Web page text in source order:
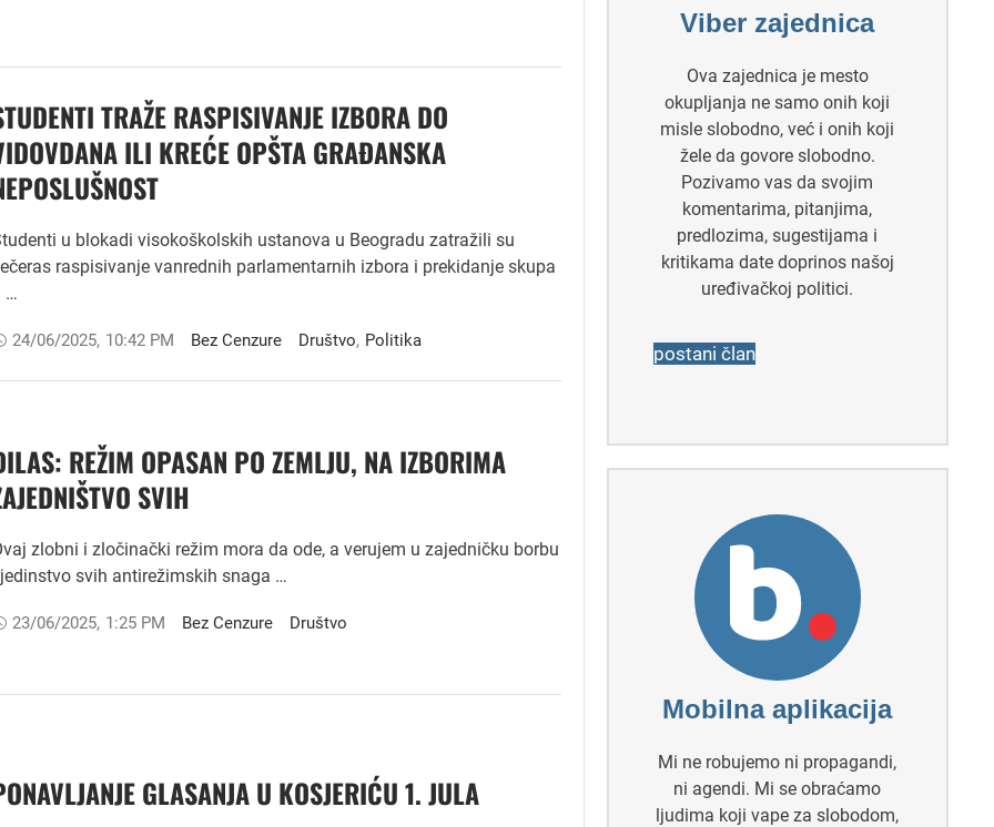
TRAŽE RASPISIVANJE IZBORA DO
ILI KREĆE OPŠTA GRAĐANSKA
u blokadi visokoškolskih ustanova u Beogradu zatražili su
raspisivanje vanrednih parlamentarnih izbora i prekidanje skupa
…
24/06/2025, 10:42 PM Bez Cenzure Društvo, Politika
REŽIM OPASAN PO ZEMLJU, NA IZBORIMA
SVIH
zlobni i zločinački režim mora da ode, a verujem u zajedničku borbu
svih antirežimskih snaga …
23/06/2025, 1:25 PM Bez Cenzure Društvo
GLASANJA U KOSJERIĆU 1. JULA
Viber zajednica
Ova zajednica je mesto
okupljanja ne samo onih koji
misle slobodno, već i onih koji
žele da govore slobodno.
Pozivamo vas da svojim
komentarima, pitanjima,
predlozima, sugestijama i
kritikama date doprinos našoj
uređivačkoj politici.
postani član
Mobilna aplikacija
Mi ne robujemo ni propagandi,
ni agendi. Mi se obraćamo
ljudima koji vape za slobodom,